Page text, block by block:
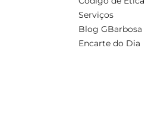
Serviços
Blog GBarbosa
Encarte do Dia